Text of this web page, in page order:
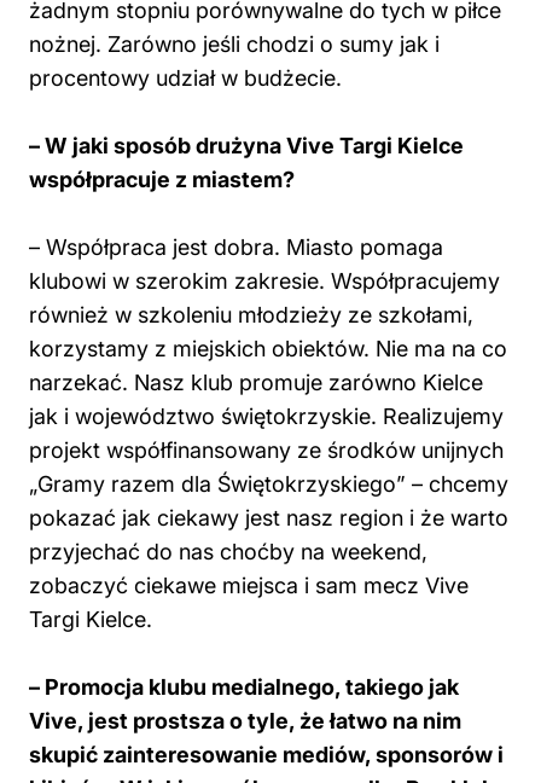
żadnym stopniu porównywalne do tych w piłce
nożnej. Zarówno jeśli chodzi o sumy jak i
procentowy udział w budżecie.
– W jaki sposób drużyna Vive Targi Kielce
współpracuje z miastem?
– Współpraca jest dobra. Miasto pomaga
klubowi w szerokim zakresie. Współpracujemy
również w szkoleniu młodzieży ze szkołami,
korzystamy z miejskich obiektów. Nie ma na co
narzekać. Nasz klub promuje zarówno Kielce
jak i województwo świętokrzyskie. Realizujemy
projekt współfinansowany ze środków unijnych
„Gramy razem dla Świętokrzyskiego” – chcemy
pokazać jak ciekawy jest nasz region i że warto
przyjechać do nas choćby na weekend,
zobaczyć ciekawe miejsca i sam mecz Vive
Targi Kielce.
– Promocja klubu medialnego, takiego jak
Vive, jest prostsza o tyle, że łatwo na nim
skupić zainteresowanie mediów, sponsorów i